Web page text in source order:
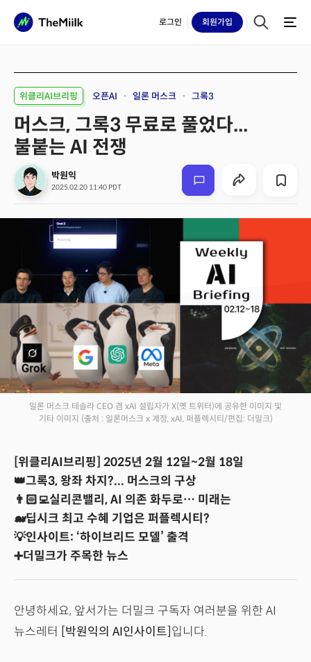
로그인 회원가입
위클리AI브리핑 오픈AI 일론 머스크 그록3
머스크, 그록3 무료로 풀었다...
불붙는 AI 전쟁
박원익
2025.02.20 11:40 PDT
일론 머스크 테슬라 CEO 겸 xAI 설립자가 X(옛 트위터)에 공유한 이미지 및
기타 이미지 (출처 : 일론머스크 x 계정, xAI, 퍼플렉시티/편집: 더밀크)
[위클리AI브리핑] 2025년 2월 12일~2월 18일
👑그록3, 왕좌 차지?... 머스크의 구상
👨🏻‍💻실리콘밸리, AI 의존 화두로… 미래는
🐋딥시크 최고 수혜 기업은 퍼플렉시티?
💡인사이트: ‘하이브리드 모델’ 출격
➕더밀크가 주목한 뉴스
안녕하세요, 앞서가는 더밀크 구독자 여러분을 위한 AI
뉴스레터
[박원익의 AI인사이트] 입니다.